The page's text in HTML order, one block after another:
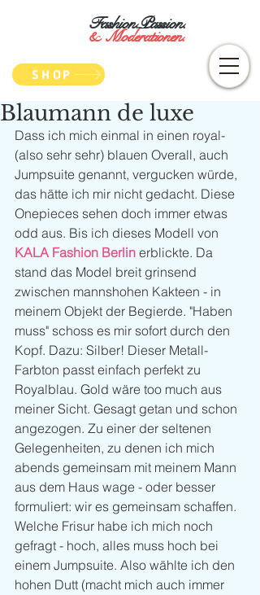
Fashion.Passion.
&Moderationen.
SHOP
Blaumann de luxe
Dass ich mich einmal in einen royal-
(also sehr sehr) blauen Overall, auch
Jumpsuite genannt, vergucken würde,
das hätte ich mir nicht gedacht. Diese
Onepieces sehen doch immer etwas
odd aus. Bis ich dieses Modell von
KALA Fashion Berlin erblickte. Da
stand das Model breit grinsend
zwischen mannshohen Kakteen - in
meinem Objekt der Begierde. "Haben
muss" schoss es mir sofort durch den
Kopf. Dazu: Silber! Dieser Metall-
Farbton passt einfach perfekt zu
Royalblau. Gold wäre too much aus
meiner Sicht. Gesagt getan und schon
angezogen. Zu einer der seltenen
Gelegenheiten, zu denen ich mich
abends gemeinsam mit meinem Mann
aus dem Haus wage - oder besser
formuliert: wir es gemeinsam schaffen.
Welche Frisur habe ich mich noch
gefragt - hoch, alles muss hoch bei
einem Jumpsuite. Also wählte ich den
hohen Dutt (macht mich auch immer